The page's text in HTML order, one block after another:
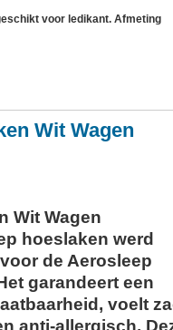
voor ledikant. Afmeting
Wit Wagen
Wit Wagen
hoeslaken werd
de Aerosleep
garandeert een
voelt
anti-allergisch.